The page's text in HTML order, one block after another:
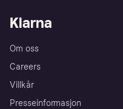
Klarna
Om oss
Careers
Villkår
Presseinformasjon